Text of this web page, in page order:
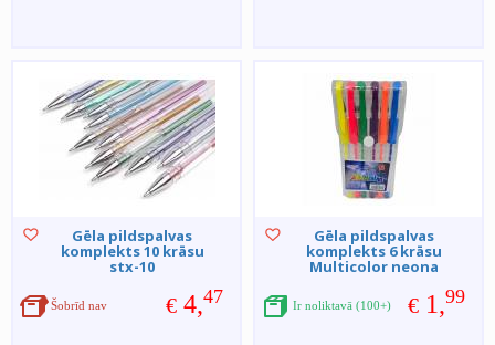
Gēla pildspalvas
komplekts 10 krāsu
stx-10
€ 4,47
Šobrīd nav
Gēla pildspalvas
komplekts 6 krāsu
Multicolor neona
€ 1,99
Ir noliktavā (100+)